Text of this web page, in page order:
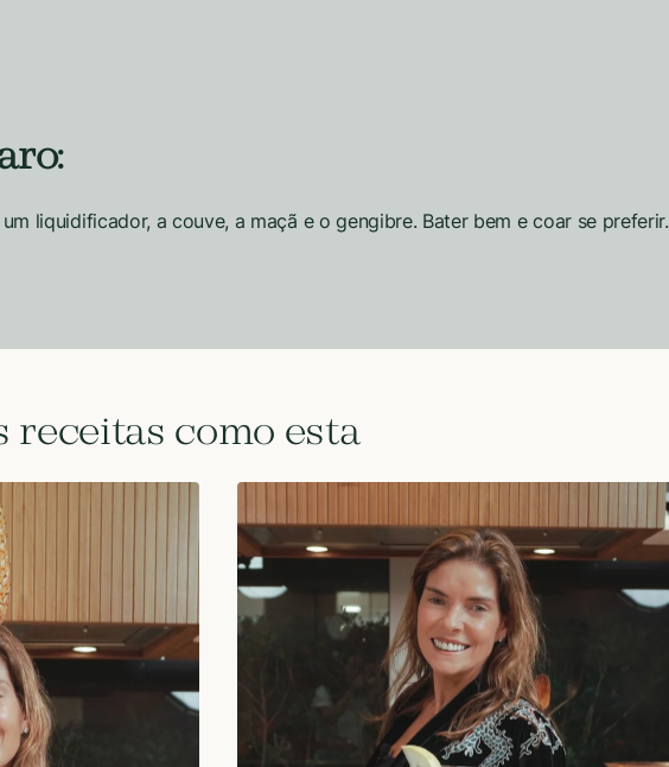
liquidificador, a couve, a maçã e o gengibre. Bater bem e coar se preferir.
receitas como esta